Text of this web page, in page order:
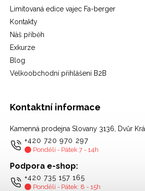
Limitovaná edice vajec Fa-berger
Kontakty
Náš příběh
Exkurze
Blog
Velkoobchodní přihlášení B2B
Kontaktní informace
Kamenná prodejna Slovany 3136, Dvůr
+420 720 970 297
Pondělí - Pátek 7 - 14h
Podpora e-shop:
+420 735 157 165
Pondělí - Pátek: 8 - 15h